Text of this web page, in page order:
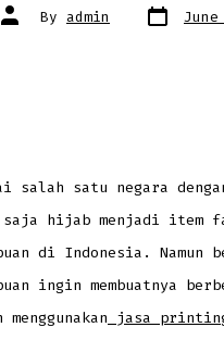
Post
author
By admin Post
date
salah satu negara
hijab menjadi item
di Indonesia. Namun
ingin membuatnya
menggunakan jasa